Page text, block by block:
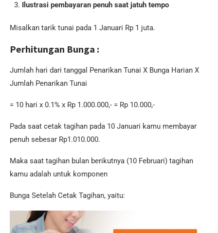
Ilustrasi pembayaran penuh saat jatuh tempo
Misalkan tarik tunai pada 1 Januari Rp 1 juta.
Perhitungan Bunga :
Jumlah hari dari tanggal Penarikan Tunai X Bunga Harian X
Jumlah Penarikan Tunai
= 10 hari x 0.1% x Rp 1.000.000,- = Rp 10.000,-
Pada saat cetak tagihan pada 10 Januari kamu membayar
penuh sebesar Rp1.010.000.
Maka saat tagihan bulan berikutnya (10 Februari) tagihan
kamu adalah untuk komponen
Bunga Setelah Cetak Tagihan, yaitu: